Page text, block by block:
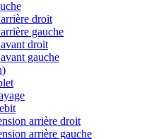
droit
gauche
droit
gauche
arrière droit
arrière gauche